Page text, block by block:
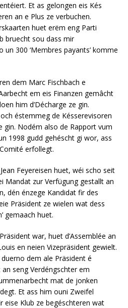
Et as gelongen eis Kés
an e Plus ze verbuchen.
huet erëm eng Parti
bruecht sou dass mir
un 300 ‘Membres payants’ komme
dem Marc Fischbach e
em eis Finanzen gemâcht
him d’Décharge ze gin.
éstemmeg de Késserevisoren
gin. Nodém also de Rapport vum
1998 gudd gehéscht gi wor, ass
erfollegt.
Feyereisen huet, wéi scho seit
Mandat zur Verfügung gestallt an
dén énzege Kandidat fir des
Präsident ze wielen wat dess
gemaach huet.
war, huet d’Assemblée an
en neien Vizepräsident gewielt.
dem ale Präsident é
seng Verdéngschter em
mat de jonken
Et ass him ouni Zweifel
eise Klub ze begéschteren wat